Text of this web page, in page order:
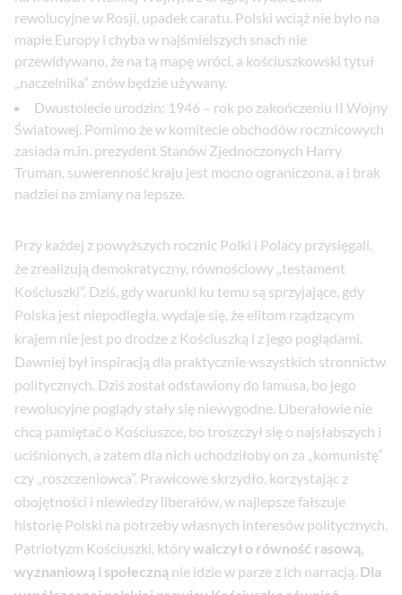
rewolucyjne w Rosji, upadek caratu. Polski wciąż nie było na
mapie Europy i chyba w najśmielszych snach nie
przewidywano, że na tą mapę wróci, a kościuszkowski tytuł
„naczelnika” znów będzie używany.
Dwustolecie urodzin: 1946 – rok po zakończeniu II Wojny
Światowej. Pomimo że w komitecie obchodów rocznicowych
zasiada m.in. prezydent Stanów Zjednoczonych Harry
Truman, suwerenność kraju jest mocno ograniczona, a i brak
nadziei na zmiany na lepsze.
Przy każdej z powyższych rocznic Polki i Polacy przysięgali,
że zrealizują demokratyczny, równościowy „testament
Kościuszki”. Dziś, gdy warunki ku temu są sprzyjające, gdy
Polska jest niepodległa, wydaje się, że elitom rządzącym
krajem nie jest po drodze z Kościuszką i z jego poglądami.
Dawniej był inspiracją dla praktycznie wszystkich stronnictw
politycznych. Dziś został odstawiony do lamusa, bo jego
rewolucyjne poglądy stały się niewygodne. Liberałowie nie
chcą pamiętać o Kościuszce, bo troszczył się o najsłabszych i
uciśnionych, a zatem dla nich uchodziłoby on za „komunistę”
czy „roszczeniowca”. Prawicowe skrzydło, korzystając z
obojętności i niewiedzy liberałów, w najlepsze fałszuje
historię Polski na potrzeby własnych interesów politycznych.
Patriotyzm Kościuszki, którywalczył o równość rasową,
wyznaniową i społeczną nie idzie w parze z ich narracją. Dla